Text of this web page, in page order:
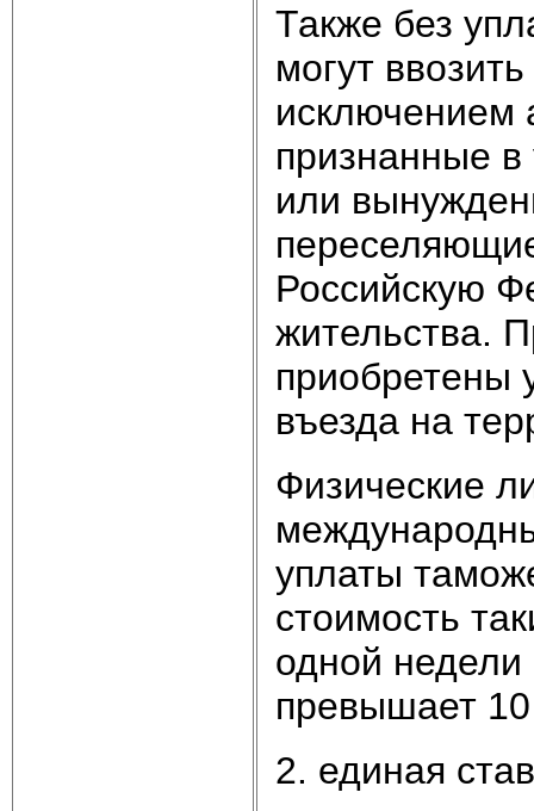
Также без
могут
исключением
признанные
или
Российскую
жительства.
приобретены
въезда на
Физические
уплаты
стоимость
одной недели
превышает
2. единая